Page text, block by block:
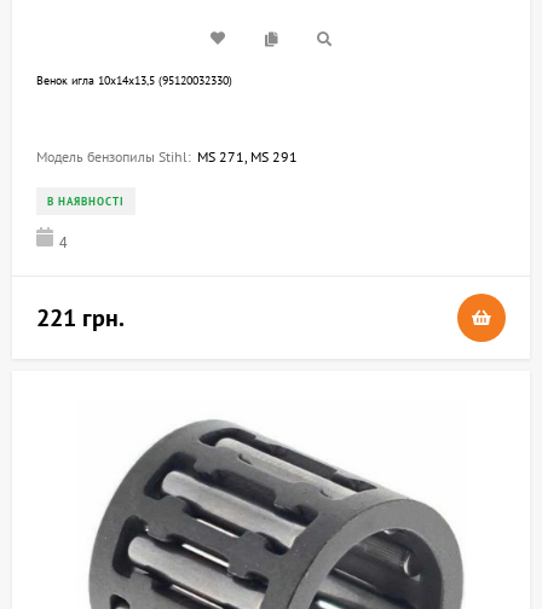
Венок игла 10х14х13,5 (95120032330)
Модель бензопилы Stihl: MS 271, MS 291
В НАЯВНОСТІ
4
221 грн.